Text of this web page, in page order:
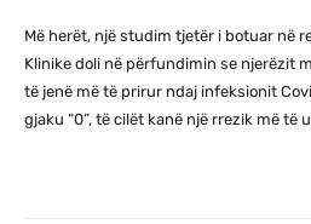
Më herët, një studim tjetër i botuar në
Klinike doli në përfundimin se njerëzit
të jenë më të prirur ndaj infeksionit
gjaku “0”, të cilët kanë një rrezik më të